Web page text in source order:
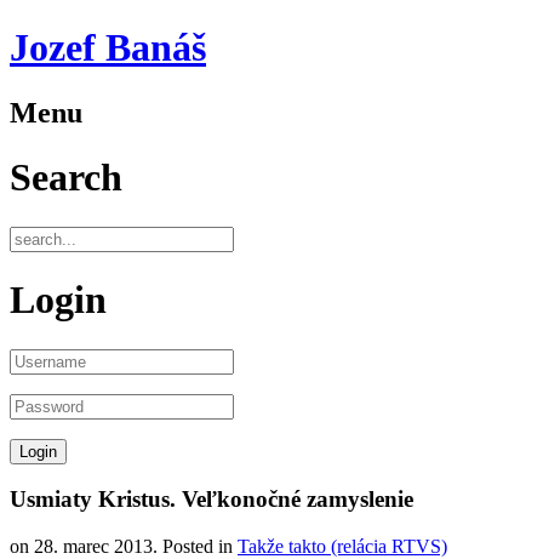
Jozef Banáš
Menu
Search
Login
Usmiaty Kristus. Veľkonočné zamyslenie
on 28. marec 2013. Posted in Takže takto (relácia RTVS)